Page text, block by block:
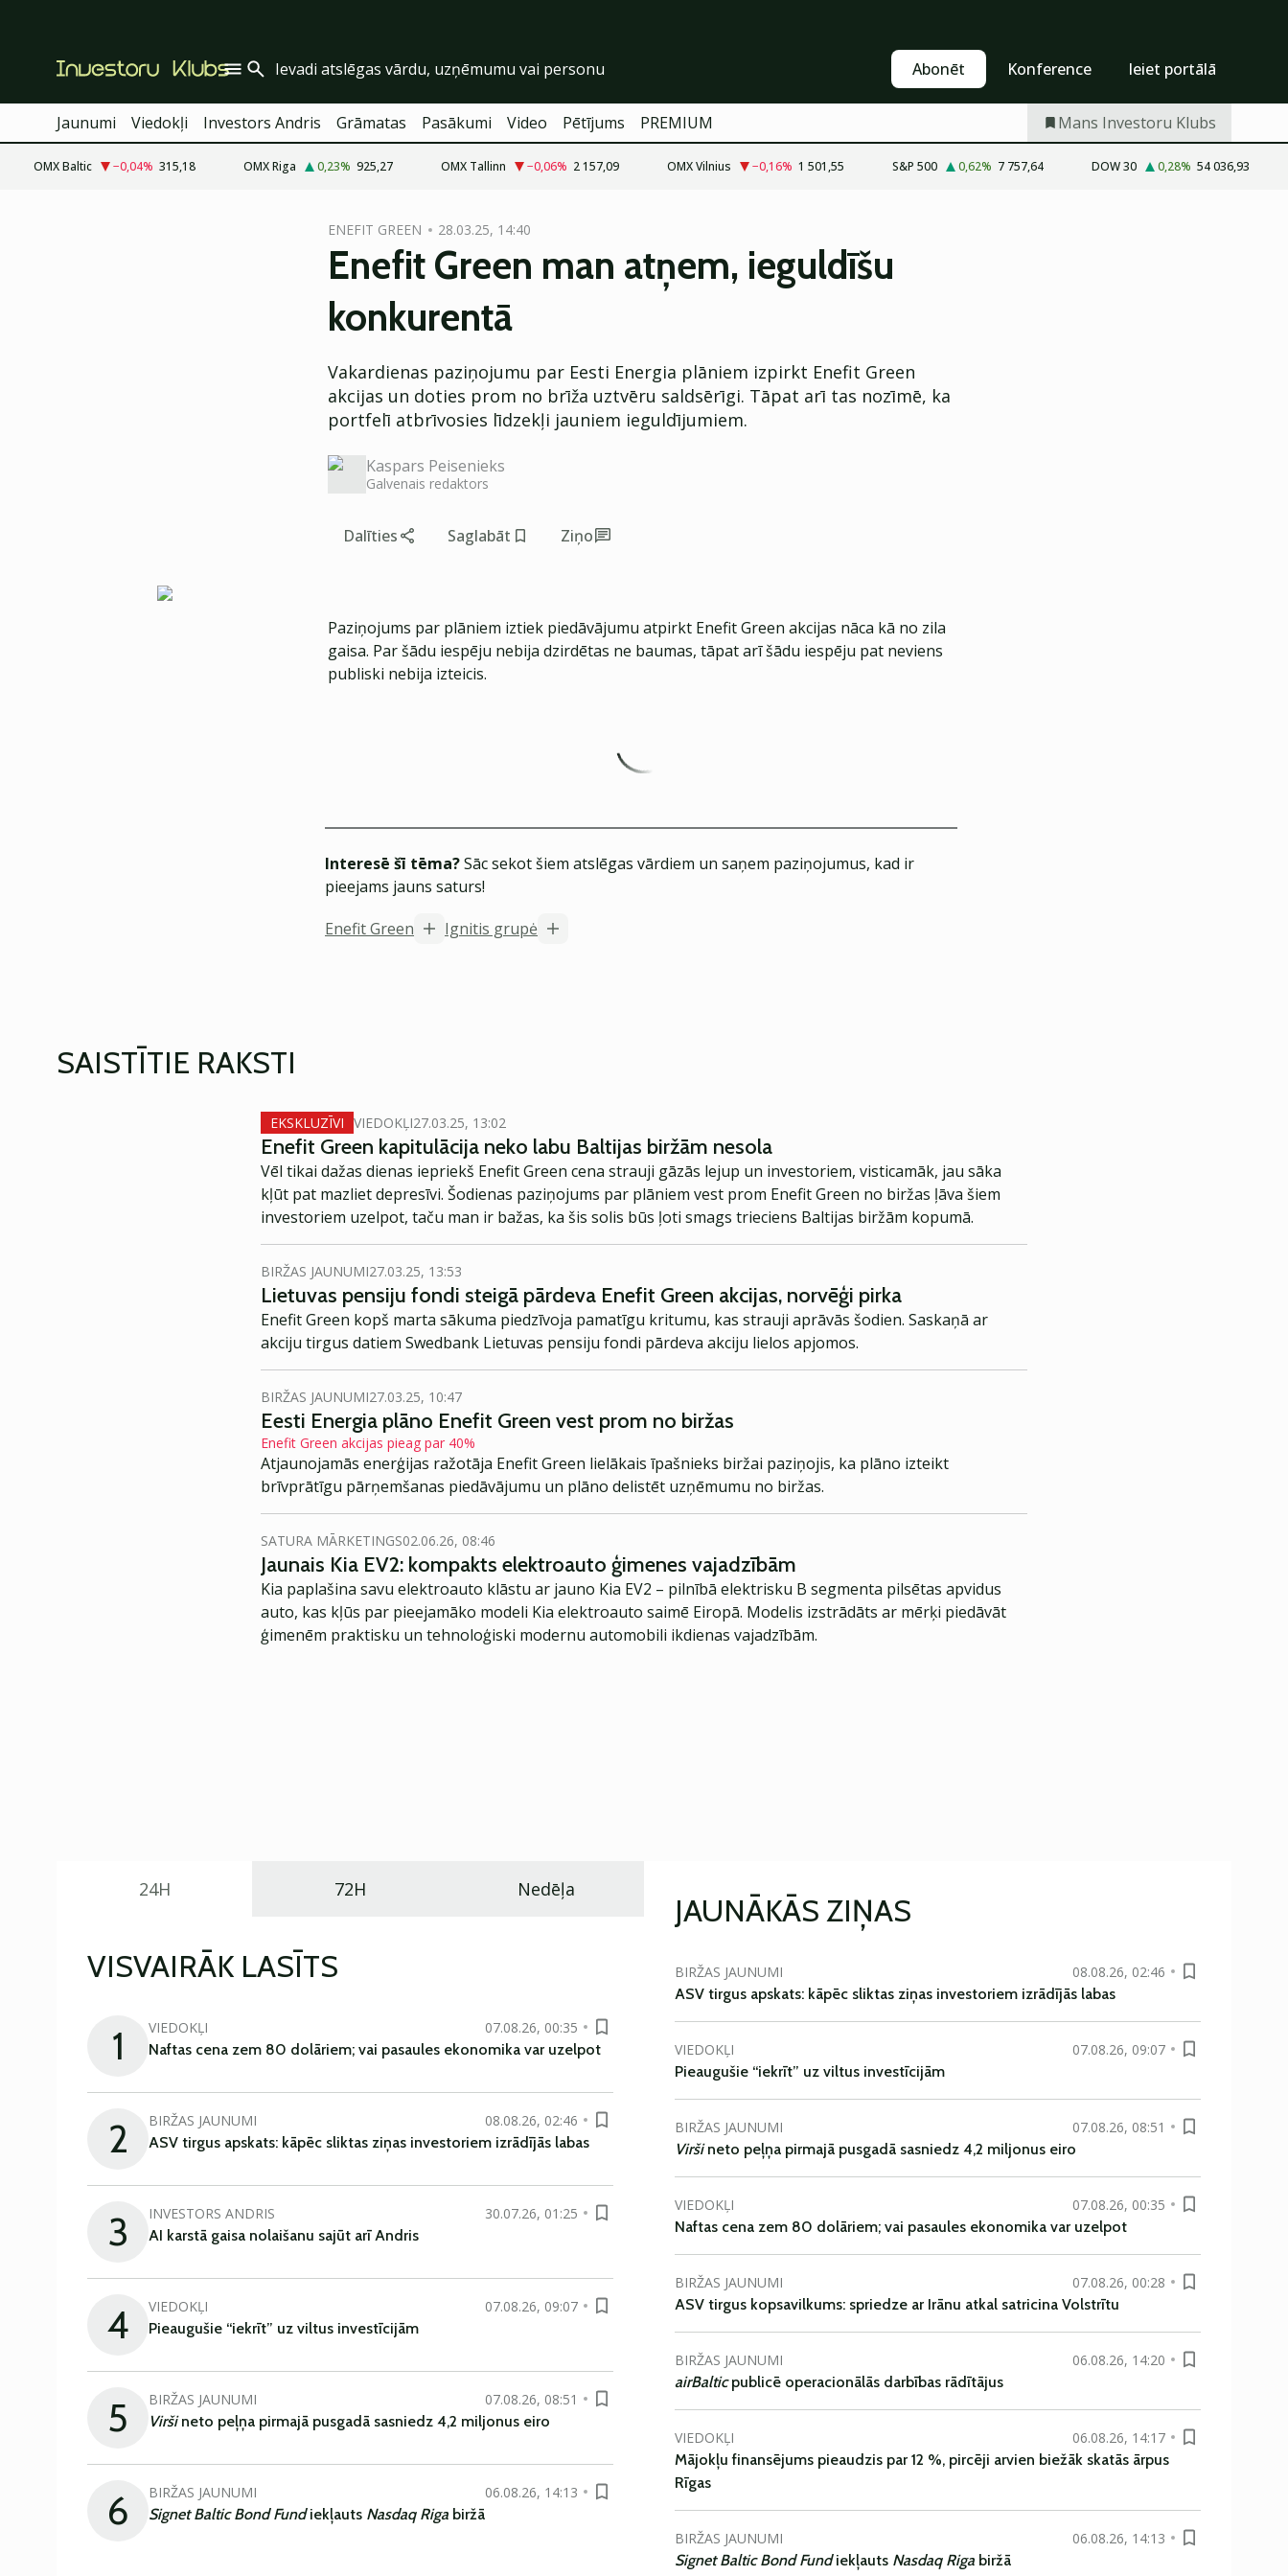
Abonēt Konference Ieiet portālā
Jaunumi Viedokļi Investors Andris Grāmatas Pasākumi Video Pētījums PREMIUM Mans Investoru Klubs
OMX Baltic −0,04% 315,18 OMX Riga 0,23% 925,27 OMX Tallinn −0,06% 2 157,09 OMX Vilnius −0,16% 1 501,55 S&P 500 0,62% 7 757,64 DOW 30 0,28% 54 036,93
ENEFIT GREEN 28.03.25, 14:40
Enefit Green man atņem, ieguldīšu
konkurentā
Vakardienas paziņojumu par Eesti Energia plāniem izpirkt Enefit Green
akcijas un doties prom no brīža uztvēru saldsērīgi. Tāpat arī tas nozīmē, ka
portfelī atbrīvosies līdzekļi jauniem ieguldījumiem.
Kaspars Peisenieks
Galvenais redaktors
Dalīties Saglabāt Ziņo
Paziņojums par plāniem iztiek piedāvājumu atpirkt Enefit Green akcijas nāca kā no zila
gaisa. Par šādu iespēju nebija dzirdētas ne baumas, tāpat arī šādu iespēju pat neviens
publiski nebija izteicis.
Interesē šī tēma?Sāc sekot šiem atslēgas vārdiem un saņem paziņojumus, kad ir
pieejams jauns saturs!
Enefit Green
Ignitis grupė
SAISTĪTIE RAKSTI
EKSKLUZĪVI VIEDOKĻI27.03.25, 13:02
Enefit Green kapitulācija neko labu Baltijas biržām nesola
Vēl tikai dažas dienas iepriekš Enefit Green cena strauji gāzās lejup un investoriem, visticamāk, jau sāka
kļūt pat mazliet depresīvi. Šodienas paziņojums par plāniem vest prom Enefit Green no biržas ļāva šiem
investoriem uzelpot, taču man ir bažas, ka šis solis būs ļoti smags trieciens Baltijas biržām kopumā.
BIRŽAS JAUNUMI27.03.25, 13:53
Lietuvas pensiju fondi steigā pārdeva Enefit Green akcijas, norvēģi pirka
Enefit Green kopš marta sākuma piedzīvoja pamatīgu kritumu, kas strauji aprāvās šodien. Saskaņā ar
akciju tirgus datiem Swedbank Lietuvas pensiju fondi pārdeva akciju lielos apjomos.
BIRŽAS JAUNUMI27.03.25, 10:47
Eesti Energia plāno Enefit Green vest prom no biržas
Enefit Green akcijas pieag par 40%
Atjaunojamās enerģijas ražotāja Enefit Green lielākais īpašnieks biržai paziņojis, ka plāno izteikt
brīvprātīgu pārņemšanas piedāvājumu un plāno delistēt uzņēmumu no biržas.
SATURA MĀRKETINGS02.06.26, 08:46
Jaunais Kia EV2: kompakts elektroauto ģimenes vajadzībām
Kia paplašina savu elektroauto klāstu ar jauno Kia EV2 – pilnībā elektrisku B segmenta pilsētas apvidus
auto, kas kļūs par pieejamāko modeli Kia elektroauto saimē Eiropā. Modelis izstrādāts ar mērķi piedāvāt
ģimenēm praktisku un tehnoloģiski modernu automobili ikdienas vajadzībām.
24H 72H Nedēļa
VISVAIRĀK LASĪTS
1 VIEDOKĻI
07.08.26, 00:35
Naftas cena zem 80 dolāriem; vai pasaules ekonomika var uzelpot
2 BIRŽAS JAUNUMI
08.08.26, 02:46
ASV tirgus apskats: kāpēc sliktas ziņas investoriem izrādījās labas
3 INVESTORS ANDRIS
30.07.26, 01:25
AI karstā gaisa nolaišanu sajūt arī Andris
4 VIEDOKĻI
07.08.26, 09:07
Pieaugušie “iekrīt” uz viltus investīcijām
5 BIRŽAS JAUNUMI
07.08.26, 08:51
Viršineto peļņa pirmajā pusgadā sasniedz 4,2 miljonus eiro
6 BIRŽAS JAUNUMI
06.08.26, 14:13
Signet Baltic Bond Fundiekļauts Nasdaq Riga biržā
JAUNĀKĀS ZIŅAS
BIRŽAS JAUNUMI
08.08.26, 02:46
ASV tirgus apskats: kāpēc sliktas ziņas investoriem izrādījās labas
VIEDOKĻI
07.08.26, 09:07
Pieaugušie “iekrīt” uz viltus investīcijām
BIRŽAS JAUNUMI
07.08.26, 08:51
Viršineto peļņa pirmajā pusgadā sasniedz 4,2 miljonus eiro
VIEDOKĻI
07.08.26, 00:35
Naftas cena zem 80 dolāriem; vai pasaules ekonomika var uzelpot
BIRŽAS JAUNUMI
07.08.26, 00:28
ASV tirgus kopsavilkums: spriedze ar Irānu atkal satricina Volstrītu
BIRŽAS JAUNUMI
06.08.26, 14:20
airBalticpublicē operacionālās darbības rādītājus
VIEDOKĻI
06.08.26, 14:17
Mājokļu finansējums pieaudzis par 12 %, pircēji arvien biežāk skatās ārpus
Rīgas
BIRŽAS JAUNUMI
06.08.26, 14:13
Signet Baltic Bond Fundiekļauts Nasdaq Riga biržā